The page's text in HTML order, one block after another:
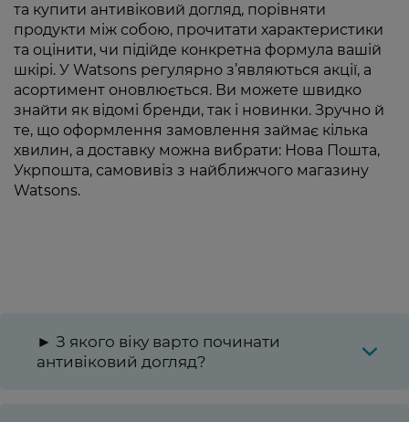
та купити антивіковий догляд, порівняти
продукти між собою, прочитати характеристики
та оцінити, чи підійде конкретна формула вашій
шкірі. У Watsons регулярно з’являються акції, а
асортимент оновлюється. Ви можете швидко
знайти як відомі бренди, так і новинки. Зручно й
те, що оформлення замовлення займає кілька
хвилин, а доставку можна вибрати: Нова Пошта,
Укрпошта, самовивіз з найближчого магазину
Watsons.
► З якого віку варто починати
антивіковий догляд?